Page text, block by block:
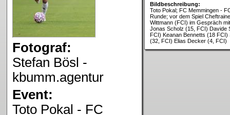
Fotograf:
Stefan Bösl -
kbumm.agentur
Event:
Toto Pokal - FC
Bildbeschreibung:
Toto Pokal; FC Memmingen -
Runde; vor dem Spiel
Wittmann (FCI) im Gespräch
Jonas Scholz (15, FCI) Davide
FCI) Keanan Bennetts (18 FCI)
(32, FCI) Elias Decker (4, FCI)